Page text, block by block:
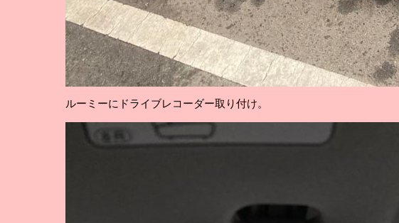
ルーミーにドライブレコーダー取り付け。